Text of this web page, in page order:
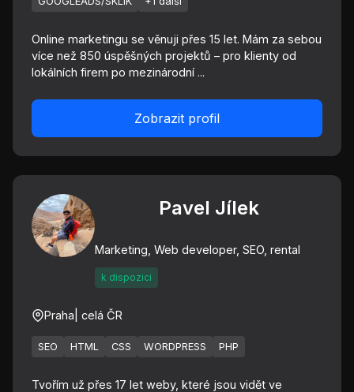
Online marketingu se věnuji přes 15 let. Mám za sebou
více než 850 úspěšných projektů – pro klienty od
lokálních firem po mezinárodní ...
Zobrazit profil
Pavel Jílek
Marketing, Web developer, SEO, rental
k dispozici
Praha | celá ČR
SEO HTML CSS WORDPRESS PHP
Tvořím už přes 17 let weby, které jsou vidět ve